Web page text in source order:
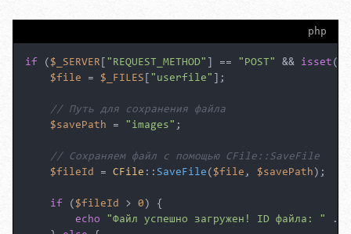
php
if ( $_SERVER "REQUEST_METHOD" ] == "POST" && isset (
$file = $_FILES "userfile" ];
// Путь для сохранения файла
$savePath = "images" ;
// Сохраняем файл с помощью CFile::SaveFile
$fileId = CFile :: SaveFile ( $file , $savePath );
if ( $fileId > 0 ) {
echo
"Файл успешно загружен! ID файла: " .